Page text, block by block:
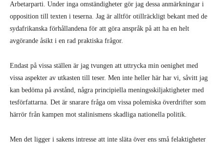
Arbetarparti. Under inga omständigheter gör jag dessa anmärkningar i
opposition till texten i teserna. Jag är alltför otillräckligt bekant med de
sydafrikanska förhållandena för att göra anspråk på att ha en helt
avgörande åsikt i en rad praktiska frågor.
Endast på vissa ställen är jag tvungen att uttrycka min oenighet med
vissa aspekter av utkasten till teser. Men inte heller här har vi, såvitt jag
kan bedöma på avstånd, några principiella meningsskiljaktigheter med
tesförfattarna. Det är snarare fråga om vissa polemiska överdrifter som
härrör från kampen mot stalinismens skadliga nationella politik.
Men det ligger i sakens intresse att inte släta över ens små felaktigheter